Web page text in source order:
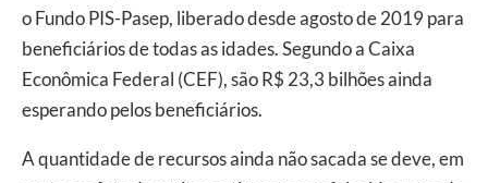
o Fundo PIS-Pasep, liberado desde agosto de 2019 para
beneficiários de todas as idades. Segundo a Caixa
Econômica Federal (CEF), são R$ 23,3 bilhões ainda
esperando pelos beneficiários.
A quantidade de recursos ainda não sacada se deve, em